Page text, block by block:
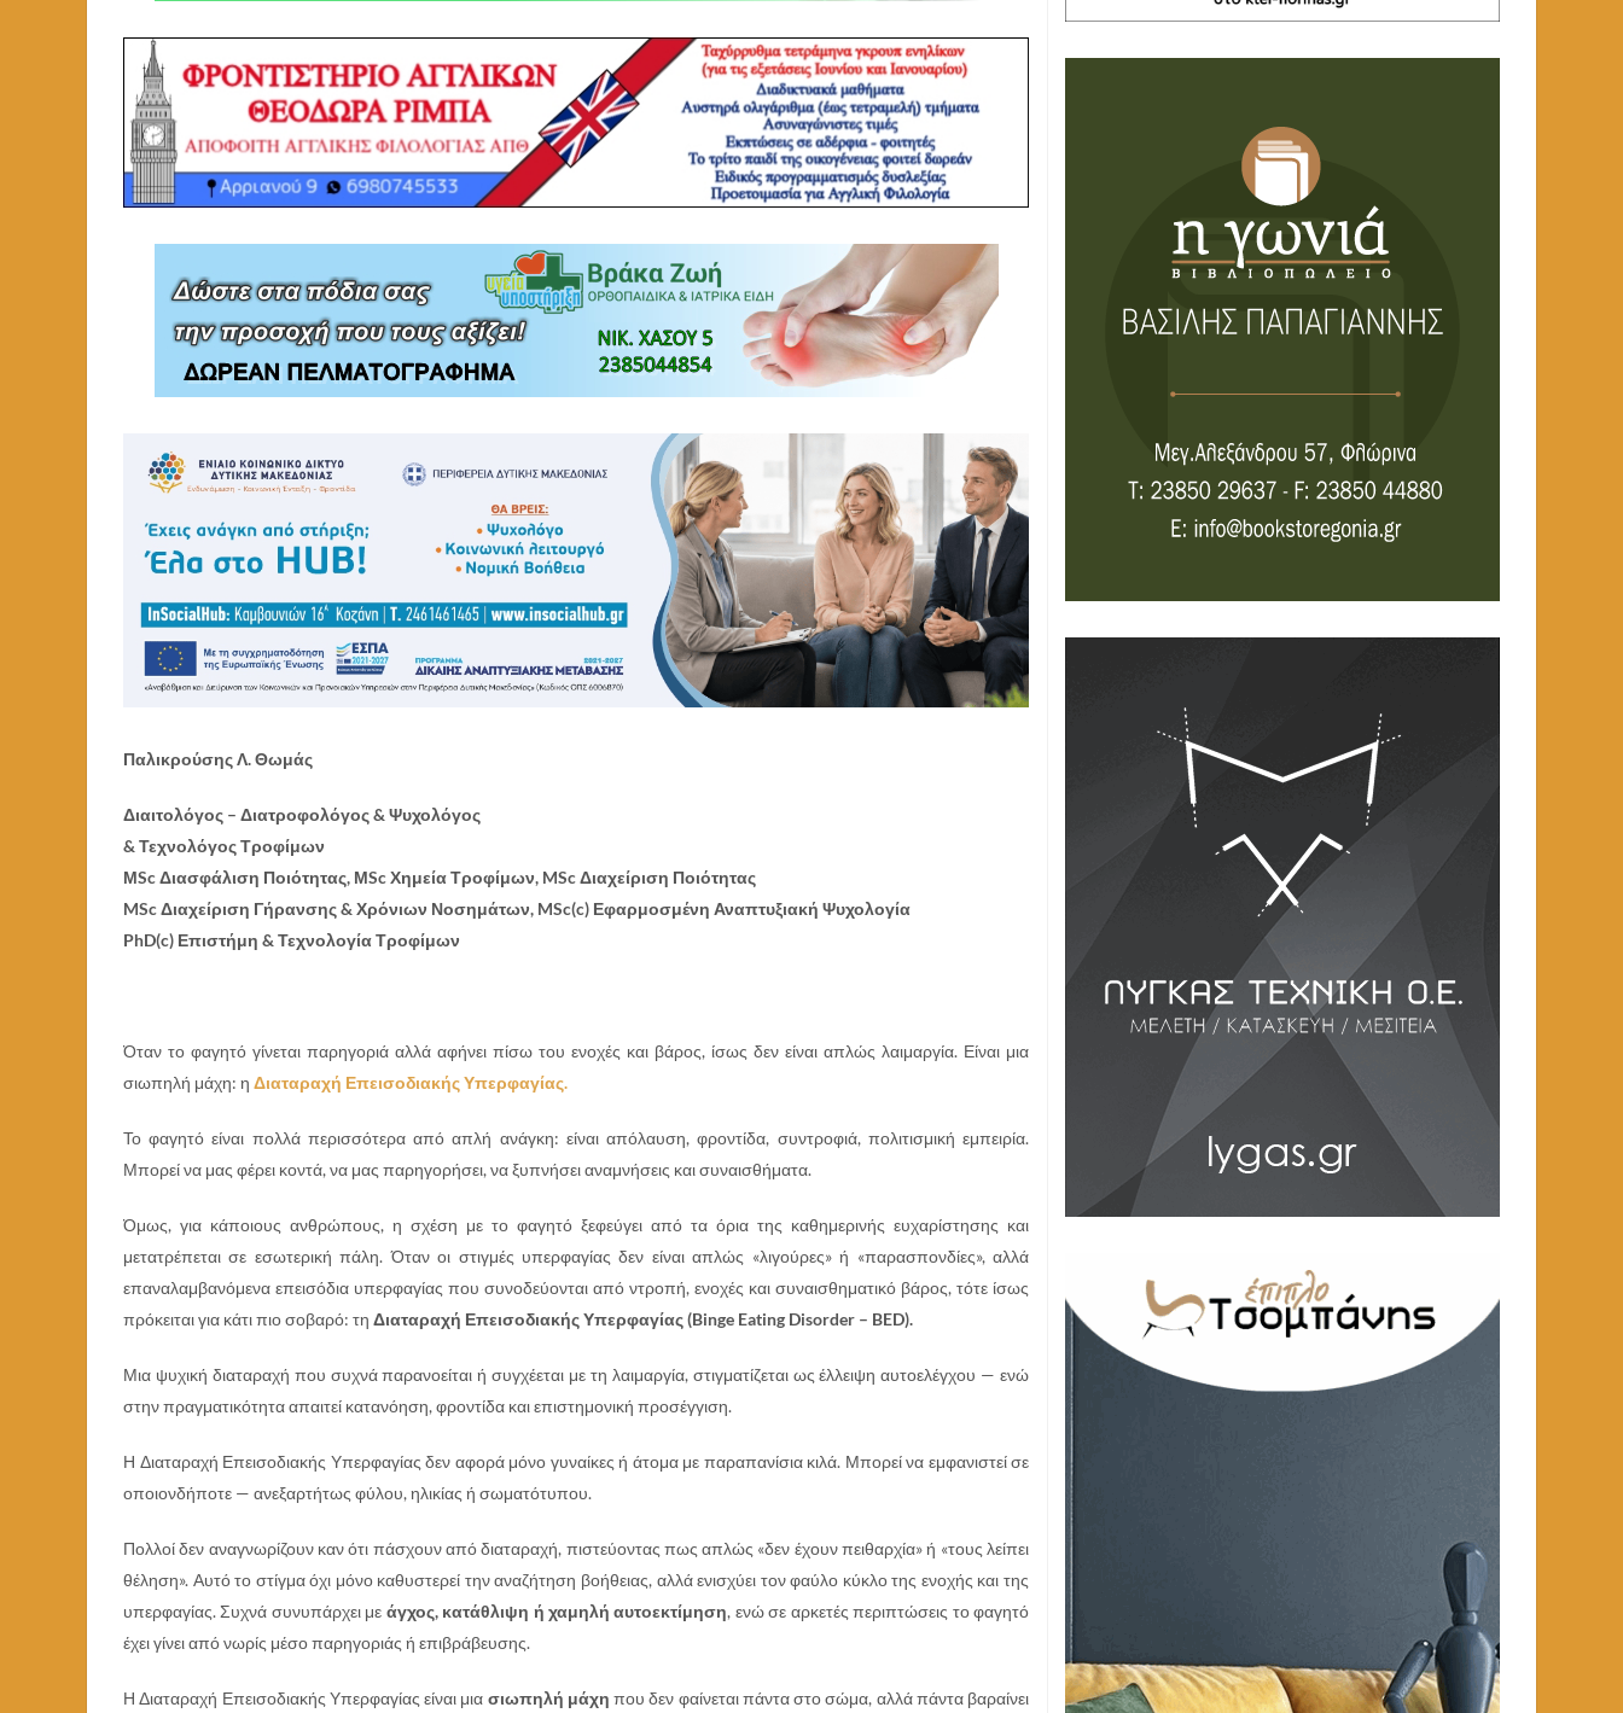
Παλικρούσης Λ. Θωμάς
Διαιτολόγος – Διατροφολόγος & Ψυχολόγος
& Τεχνολόγος Τροφίμων
ΜSc Διασφάλιση Ποιότητας, ΜSc Χημεία Τροφίμων, MSc Διαχείριση Ποιότητας
MSc Διαχείριση Γήρανσης & Χρόνιων Νοσημάτων, MSc(c) Εφαρμοσμένη Αναπτυξιακή Ψυχολογία
PhD(c) Επιστήμη & Τεχνολογία Τροφίμων
Όταν το φαγητό γίνεται παρηγοριά αλλά αφήνει πίσω του ενοχές και βάρος, ίσως δεν είναι απλώς λαιμαργία. Είναι μια
σιωπηλή μάχη: η Διαταραχή Επεισοδιακής Υπερφαγίας.
Το φαγητό είναι πολλά περισσότερα από απλή ανάγκη: είναι απόλαυση, φροντίδα, συντροφιά, πολιτισμική εμπειρία.
Μπορεί να μας φέρει κοντά, να μας παρηγορήσει, να ξυπνήσει αναμνήσεις και συναισθήματα.
Όμως, για κάποιους ανθρώπους, η σχέση με το φαγητό ξεφεύγει από τα όρια της καθημερινής ευχαρίστησης και
μετατρέπεται σε εσωτερική πάλη. Όταν οι στιγμές υπερφαγίας δεν είναι απλώς «λιγούρες» ή «παρασπονδίες», αλλά
επαναλαμβανόμενα επεισόδια υπερφαγίας που συνοδεύονται από ντροπή, ενοχές και συναισθηματικό βάρος, τότε ίσως
πρόκειται για κάτι πιο σοβαρό: τη Διαταραχή Επεισοδιακής Υπερφαγίας (Binge Eating Disorder – BED).
Μια ψυχική διαταραχή που συχνά παρανοείται ή συγχέεται με τη λαιμαργία, στιγματίζεται ως έλλειψη αυτοελέγχου — ενώ
στην πραγματικότητα απαιτεί κατανόηση, φροντίδα και επιστημονική προσέγγιση.
Η Διαταραχή Επεισοδιακής Υπερφαγίας δεν αφορά μόνο γυναίκες ή άτομα με παραπανίσια κιλά. Μπορεί να εμφανιστεί σε
οποιονδήποτε — ανεξαρτήτως φύλου, ηλικίας ή σωματότυπου.
Πολλοί δεν αναγνωρίζουν καν ότι πάσχουν από διαταραχή, πιστεύοντας πως απλώς «δεν έχουν πειθαρχία» ή «τους λείπει
θέληση». Αυτό το στίγμα όχι μόνο καθυστερεί την αναζήτηση βοήθειας, αλλά ενισχύει τον φαύλο κύκλο της ενοχής και της
υπερφαγίας. Συχνά συνυπάρχει με άγχος, κατάθλιψη ή χαμηλή αυτοεκτίμηση, ενώ σε αρκετές περιπτώσεις το φαγητό
έχει γίνει από νωρίς μέσο παρηγοριάς ή επιβράβευσης.
Η Διαταραχή Επεισοδιακής Υπερφαγίας είναι μια σιωπηλή μάχη που δεν φαίνεται πάντα στο σώμα, αλλά πάντα βαραίνει